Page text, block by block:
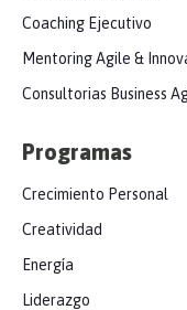
Coaching Ejecutivo
Mentoring Agile &
Consultorias Business
Programas
Crecimiento Personal
Creatividad
Energía
Liderazgo